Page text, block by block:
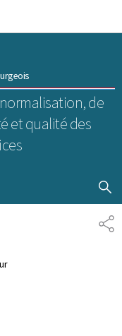
de
et qualité des